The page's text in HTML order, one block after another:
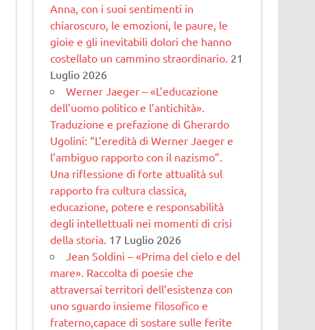
Anna, con i suoi sentimenti in
chiaroscuro, le emozioni, le paure, le
gioie e gli inevitabili dolori che hanno
costellato un cammino straordinario. 21
Luglio 2026
Werner Jaeger – «L’educazione
dell’uomo politico e l’antichità».
Traduzione e prefazione di Gherardo
Ugolini: “L’eredità di Werner Jaeger e
l’ambiguo rapporto con il nazismo”.
Una riflessione di forte attualità sul
rapporto fra cultura classica,
educazione, potere e responsabilità
degli intellettuali nei momenti di crisi
della storia. 17 Luglio 2026
Jean Soldini – «Prima del cielo e del
mare». Raccolta di poesie che
attraversai territori dell’esistenza con
uno sguardo insieme filosofico e
fraterno,capace di sostare sulle ferite